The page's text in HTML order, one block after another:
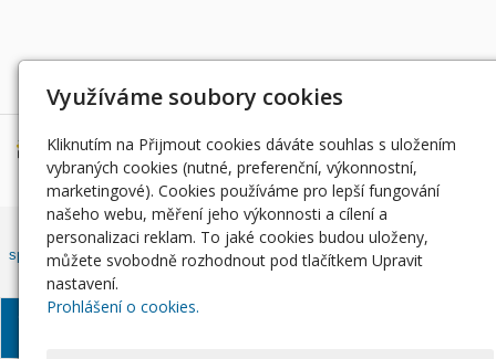
Děkujeme za podporu
Český rybářský svaz, z. s. , Západočeský územní svaz zapsán ve
spolkovém rejstříku, vedeným Městským soudem v Praze, oddíl L, vložka
© Západočeský územní
Využíváme soubory cookies
Kliknutím na Přijmout cookies dáváte souhlas s uložením
vybraných cookies (nutné, preferenční, výkonnostní,
marketingové). Cookies používáme pro lepší fungování
našeho webu, měření jeho výkonnosti a cílení a
personalizaci reklam. To jaké cookies budou uloženy,
můžete svobodně rozhodnout pod tlačítkem Upravit
nastavení.
Prohlášení o cookies.